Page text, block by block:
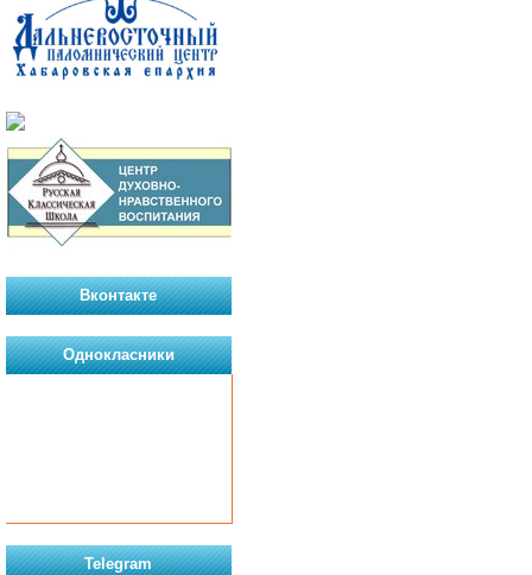
Вконтакте
Однокласники
Telegram